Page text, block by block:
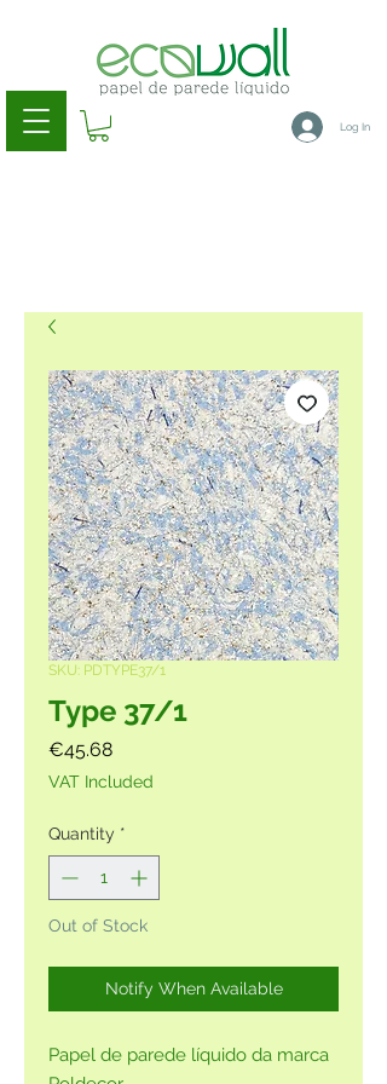
Log In
SKU: PDTYPE37/1
Type 37/1
€45.68Price
VAT Included
Quantity *
Out of Stock
Notify When Available
Papel de parede líquido da marca